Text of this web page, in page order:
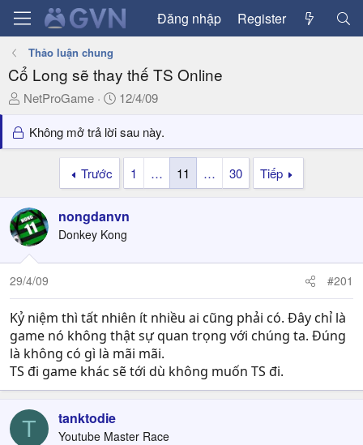
Đăng nhập Register
Thảo luận chung
Cổ Long sẽ thay thế TS Online
T
r
e
t
a
r
e
r
NetProGame
N
à
y
12/4/09
Không mở trả lời sau này.
Trước 1 … 11 … 30 Tiếp
nongdanvn
Donkey Kong
29/4/09 #201
Kỷ niệm thì tất nhiên ít nhiều ai cũng phải có. Đây chỉ là
game nó không thật sự quan trọng với chúng ta. Đúng
là không có gì là mãi mãi.
TS đi game khác sẽ tới dù không muốn TS đi.
T tanktodie
Youtube Master Race